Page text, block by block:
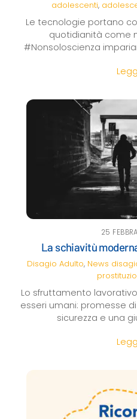
adolescenti,
Le tecnologie portano
quotidianità come
#Nonsoloscienza
25
La schiavitù
Disagio Adulto, News
Lo sfruttamento
esseri umani: promesse
sicurezza e una